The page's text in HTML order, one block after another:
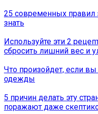
25 современных правил
знать
Используйте эти 2
сбросить лишний вес и
Что произойдет, если вы
одежды
5 причин делать эту
поражают даже